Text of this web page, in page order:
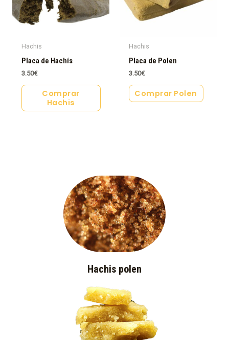
Hachis
Placa de Hachís
3.50€
Comprar
Hachis
Hachis
Placa de Polen
3.50€
Comprar Polen
Hachis polen